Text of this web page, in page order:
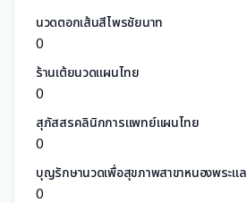
นวดตอกเส้นสีไพรชัยนาท
0
ร้านเต้ยนวดแผนไทย
0
สุภัสสรคลินิกการแพทย์แผนไทย
0
บุญรักษานวดเพื่อสุขภาพสาขาหนองพระแล
0